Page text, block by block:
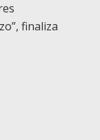
finaliza